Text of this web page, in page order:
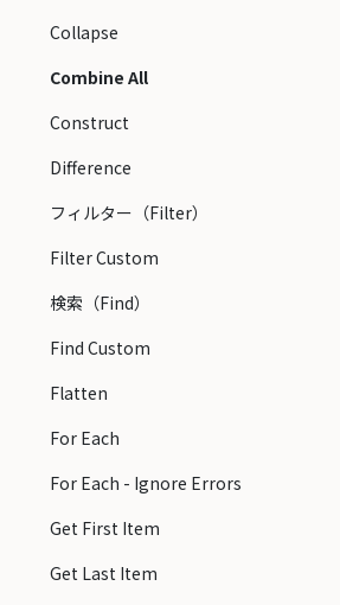
Collapse
Combine All
Construct
Difference
フィルター（Filter）
Filter Custom
検索（Find）
Find Custom
Flatten
For Each
For Each - Ignore Errors
Get First Item
Get Last Item